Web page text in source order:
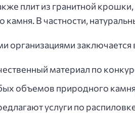
плит из гранитной
камня. В частности,
организациями
материал по
объемов природного
услуги по